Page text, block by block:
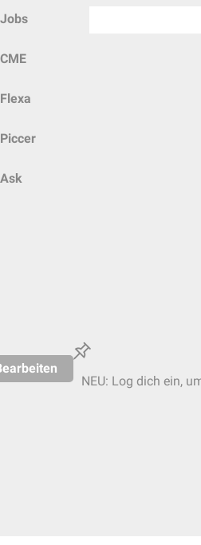
Jobs
CME
Flexa
Piccer
Ask
NEU: Log dich ein,